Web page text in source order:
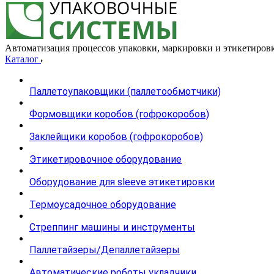
Автоматизация процессов упаковки, маркировки и
Каталог
Паллетоупаковщики (паллетообмотчики)
Формовщики коробов (гофрокоробов)
Заклейщики коробов (гофрокоробов)
Этикетировочное оборудование
Оборудование для sleeve этикетировки
Термоусадочное оборудование
Стреппинг машины и инструменты
Паллетайзеры/Депаллетайзеры